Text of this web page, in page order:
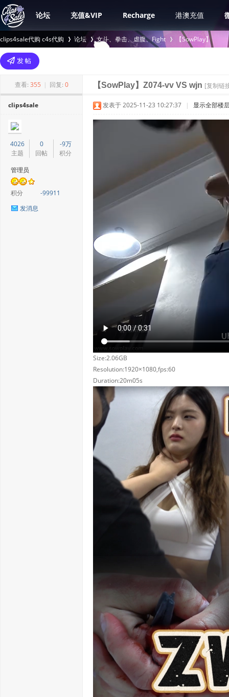
论坛 充值&VIP Recharge 港澳充值
clips4sale代购 c4s代购
>
论坛 女斗、拳击、虐腹、Fight
›
【SowPlay】
查看: 355 | 回复: 0 【SowPlay】Z074-vv VS wjn [复制链
clips4sale
4026
主题
0
回帖
-9万
积分
管理员
积分
-99911
发消息
发表于 2025-11-23 10:27:37 | 显示全部楼
Size:2.06GB
Resolution:1920×1080,fps:60
Duration:20m05s